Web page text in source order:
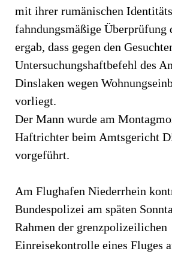
mit ihrer rumänischen
fahndungsmäßige Überprüfung
ergab, dass gegen den
Untersuchungshaftbefehl des
Dinslaken wegen
vorliegt.
Der Mann wurde am
Haftrichter beim Amtsgericht
vorgeführt.
Am Flughafen Niederrhein
Bundespolizei am späten
Rahmen der grenzpolizeilichen
Einreisekontrolle eines Fluges